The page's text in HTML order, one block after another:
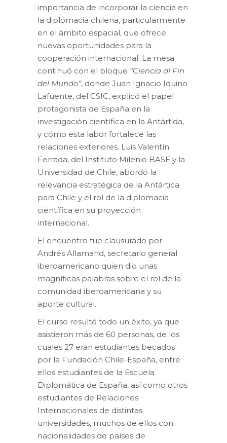
importancia de incorporar la ciencia en
la diplomacia chilena, particularmente
en el ámbito espacial, que ofrece
nuevas oportunidades para la
cooperación internacional. La mesa
continuó con el bloque “Ciencia al Fin
del Mundo”, donde Juan Ignacio Iquino
Lafuente, del CSIC, explicó el papel
protagonista de España en la
investigación científica en la Antártida,
y cómo esta labor fortalece las
relaciones exteriores. Luis Valentín
Ferrada, del Instituto Milenio BASE y la
Universidad de Chile, abordó la
relevancia estratégica de la Antártica
para Chile y el rol de la diplomacia
científica en su proyección
internacional.
El encuentro fue clausurado por
Andrés Allamand, secretario general
iberoamericano quien dio unas
magníficas palabras sobre el rol de la
comunidad iberoamericana y su
aporte cultural.
El curso resultó todo un éxito, ya que
asistieron más de 60 personas, de los
cuales 27 eran estudiantes becados
por la Fundación Chile-España, entre
ellos estudiantes de la Escuela
Diplomática de España, así como otros
estudiantes de Relaciones
Internacionales de distintas
universidades, muchos de ellos con
nacionalidades de países de